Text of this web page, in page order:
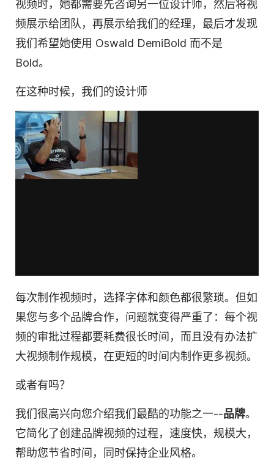
视频时，她都需要先咨询另一位设计师，然后将视
频展示给团队，再展示给我们的经理，最后才发现
我们希望她使用 Oswald DemiBold 而不是
Bold。
在这种时候，我们的设计师
每次制作视频时，选择字体和颜色都很繁琐。但如
果您与多个品牌合作，问题就变得严重了：每个视
频的审批过程都要耗费很长时间，而且没有办法扩
大视频制作规模，在更短的时间内制作更多视频。
或者有吗？
我们很高兴向您介绍我们最酷的功能之一--品牌。
它简化了创建品牌视频的过程，速度快，规模大，
帮助您节省时间，同时保持企业风格。